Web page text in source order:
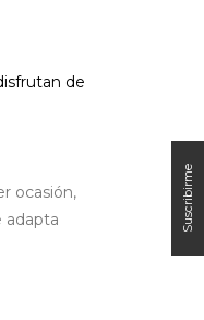
de
ocasión,
adapta